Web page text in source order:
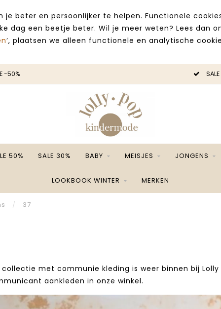
beter en persoonlijker te helpen. Functionele
dag een beetje beter. Wil je meer weten? Lees dan
’, plaatsen we alleen functionele en analytische
-50%
50% SALE 30% BABY MEISJES JONGENS
LOOKBOOK WINTER MERKEN
/ 37
met communie kleding is weer binnen bij Lolly
aankleden in onze winkel.